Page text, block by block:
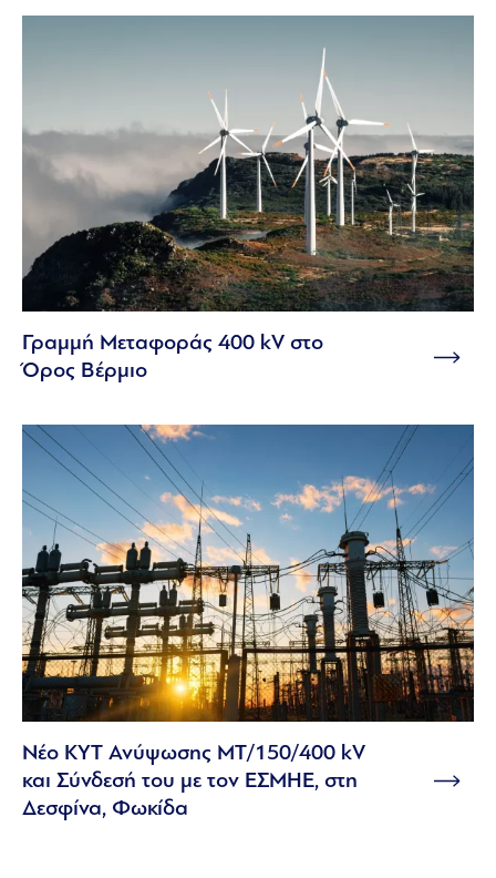
Γραμμή Μεταφοράς 400 kV στο
Όρος Βέρμιο
Νέο ΚΥΤ Ανύψωσης ΜΤ/150/400 kV
και Σύνδεσή του με τον ΕΣΜΗΕ, στη
Δεσφίνα, Φωκίδα